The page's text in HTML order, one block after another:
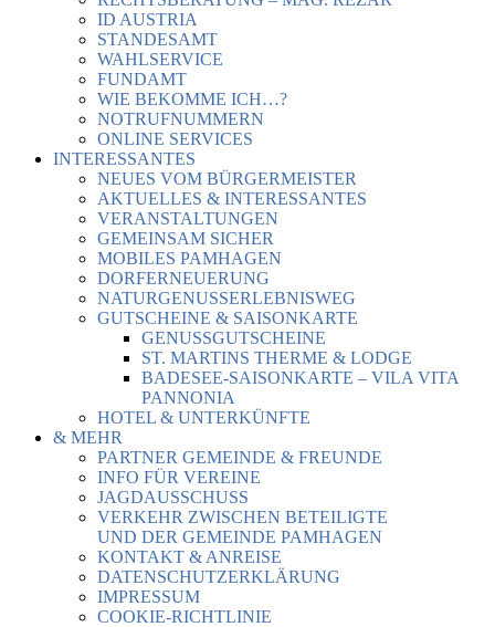
ID AUSTRIA
STANDESAMT
WAHLSERVICE
FUNDAMT
WIE BEKOMME ICH…?
NOTRUFNUMMERN
ONLINE SERVICES
INTERESSANTES
NEUES VOM BÜRGERMEISTER
AKTUELLES & INTERESSANTES
VERANSTALTUNGEN
GEMEINSAM SICHER
MOBILES PAMHAGEN
DORFERNEUERUNG
NATURGENUSSERLEBNISWEG
GUTSCHEINE & SAISONKARTE
GENUSSGUTSCHEINE
ST. MARTINS THERME & LODGE
BADESEE-SAISONKARTE – VILA VITA
PANNONIA
HOTEL & UNTERKÜNFTE
& MEHR
PARTNER GEMEINDE & FREUNDE
INFO FÜR VEREINE
JAGDAUSSCHUSS
VERKEHR ZWISCHEN BETEILIGTE
UND DER GEMEINDE PAMHAGEN
KONTAKT & ANREISE
DATENSCHUTZERKLÄRUNG
IMPRESSUM
COOKIE-RICHTLINIE